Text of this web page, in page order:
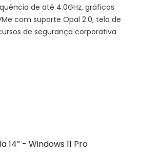
de até 4.0GHz, gráficos
com suporte Opal 2.0, tela de
de segurança corporativa
- Windows 11 Pro